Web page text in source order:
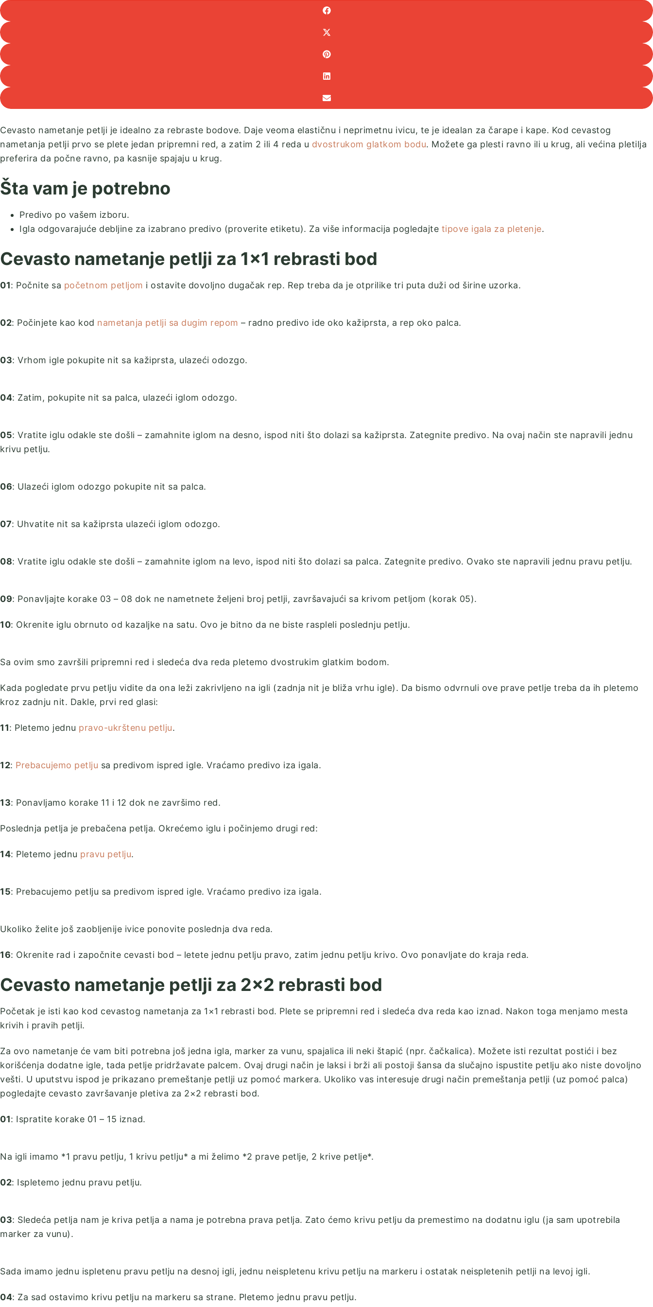
Cevasto nametanje petlji je idealno za rebraste bodove. Daje veoma elastičnu i neprimetnu ivicu, te je idealan za čarape i kape. Kod cevastog
nametanja petlji prvo se plete jedan pripremni red, a zatim 2 ili 4 reda u dvostrukom glatkom bodu. Možete ga plesti ravno ili u krug, ali većina pletilja
preferira da počne ravno, pa kasnije spajaju u krug.
Šta vam je potrebno
Predivo po vašem izboru.
Igla odgovarajuće debljine za izabrano predivo (proverite etiketu). Za više informacija pogledajte tipove igala za pletenje.
Cevasto nametanje petlji za 1×1 rebrasti bod
01: Počnite sa početnom petljom i ostavite dovoljno dugačak rep. Rep treba da je otprilike tri puta duži od širine uzorka.
02: Počinjete kao kod nametanja petlji sa dugim repom – radno predivo ide oko kažiprsta, a rep oko palca.
03: Vrhom igle pokupite nit sa kažiprsta, ulazeći odozgo.
04: Zatim, pokupite nit sa palca, ulazeći iglom odozgo.
05: Vratite iglu odakle ste došli – zamahnite iglom na desno, ispod niti što dolazi sa kažiprsta. Zategnite predivo. Na ovaj način ste napravili jednu
krivu petlju.
06: Ulazeći iglom odozgo pokupite nit sa palca.
07: Uhvatite nit sa kažiprsta ulazeći iglom odozgo.
08: Vratite iglu odakle ste došli – zamahnite iglom na levo, ispod niti što dolazi sa palca. Zategnite predivo. Ovako ste napravili jednu pravu petlju.
09: Ponavljajte korake 03 – 08 dok ne nametnete željeni broj petlji, završavajući sa krivom petljom (korak 05).
10: Okrenite iglu obrnuto od kazaljke na satu. Ovo je bitno da ne biste raspleli poslednju petlju.
Sa ovim smo završili pripremni red i sledeća dva reda pletemo dvostrukim glatkim bodom.
Kada pogledate prvu petlju vidite da ona leži zakrivljeno na igli (zadnja nit je bliža vrhu igle). Da bismo odvrnuli ove prave petlje treba da ih pletemo
kroz zadnju nit. Dakle, prvi red glasi:
11: Pletemo jednu pravo-ukrštenu petlju.
12: Prebacujemo petlju sa predivom ispred igle. Vraćamo predivo iza igala.
13: Ponavljamo korake 11 i 12 dok ne završimo red.
Poslednja petlja je prebačena petlja. Okrećemo iglu i počinjemo drugi red:
14: Pletemo jednu pravu petlju.
15: Prebacujemo petlju sa predivom ispred igle. Vraćamo predivo iza igala.
Ukoliko želite još zaobljenije ivice ponovite poslednja dva reda.
16: Okrenite rad i započnite cevasti bod – letete jednu petlju pravo, zatim jednu petlju krivo. Ovo ponavljate do kraja reda.
Cevasto nametanje petlji za 2×2 rebrasti bod
Početak je isti kao kod cevastog nametanja za 1×1 rebrasti bod. Plete se pripremni red i sledeća dva reda kao iznad. Nakon toga menjamo mesta
krivih i pravih petlji.
Za ovo nametanje će vam biti potrebna još jedna igla, marker za vunu, spajalica ili neki štapić (npr. čačkalica). Možete isti rezultat postići i bez
korišćenja dodatne igle, tada petlje pridržavate palcem. Ovaj drugi način je laksi i brži ali postoji šansa da slučajno ispustite petlju ako niste dovoljno
vešti. U uputstvu ispod je prikazano premeštanje petlji uz pomoć markera. Ukoliko vas interesuje drugi način premeštanja petlji (uz pomoć palca)
pogledajte cevasto završavanje pletiva za 2×2 rebrasti bod.
01: Ispratite korake 01 – 15 iznad.
Na igli imamo *1 pravu petlju, 1 krivu petlju* a mi želimo *2 prave petlje, 2 krive petlje*.
02: Ispletemo jednu pravu petlju.
03: Sledeća petlja nam je kriva petlja a nama je potrebna prava petlja. Zato ćemo krivu petlju da premestimo na dodatnu iglu (ja sam upotrebila
marker za vunu).
Sada imamo jednu ispletenu pravu petlju na desnoj igli, jednu neispletenu krivu petlju na markeru i ostatak neispletenih petlji na levoj igli.
04: Za sad ostavimo krivu petlju na markeru sa strane. Pletemo jednu pravu petlju.